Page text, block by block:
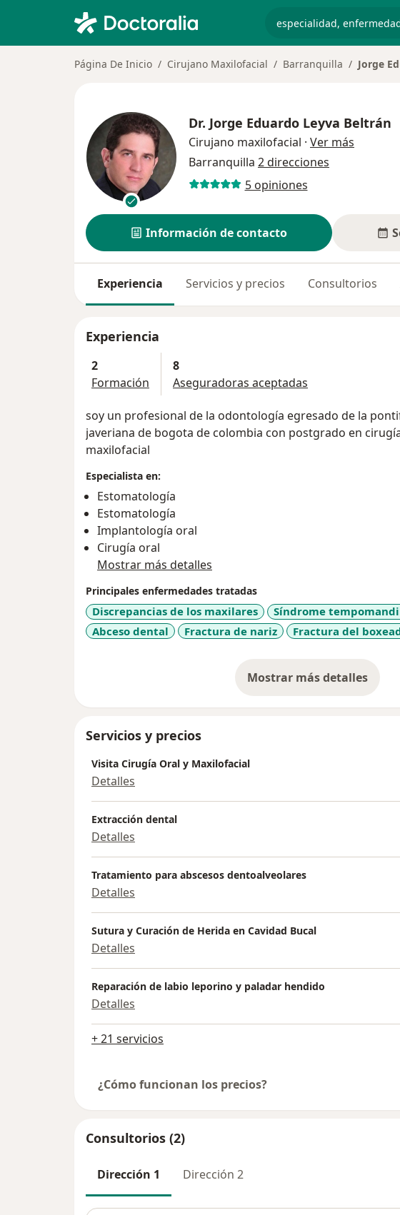
Página De Inicio Cirujano Maxilofacial Barranquilla Jorge
Dr. Jorge Eduardo Leyva Beltrán
Cirujano maxilofacial · Ver más
Barranquilla 2 direcciones
5 opiniones
Información de contacto
Experiencia Servicios y precios Consultorios
Experiencia
2
Formación
8
Aseguradoras aceptadas
soy un profesional de la odontología egresado de la
javeriana de bogota de colombia con postgrado en cirugía y traumatología oral y
maxilofacial
Especialista en:
Estomatología
Estomatología
Implantología oral
Cirugía oral
Mostrar más detalles
Principales enfermedades tratadas
Discrepancias de los maxilares
Síndrome
Abceso dental
Fractura de nariz Fractura del
Mostrar más detalles
sobre la
Servicios y precios
Visita Cirugía Oral y Maxilofacial
Detalles
Extracción dental
Detalles
Tratamiento para abscesos dentoalveolares
Detalles
Sutura y Curación de Herida en Cavidad Bucal
Detalles
Reparación de labio leporino y paladar hendido
Detalles
+ 21 servicios
¿Cómo funcionan los precios?
Consultorios (2)
Dirección 1 Dirección 2